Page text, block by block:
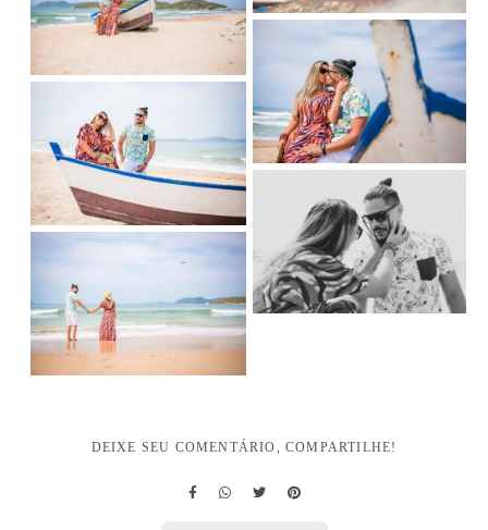
DEIXE SEU COMENTÁRIO, COMPARTILHE!